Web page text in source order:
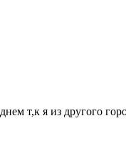
т,к я из другого